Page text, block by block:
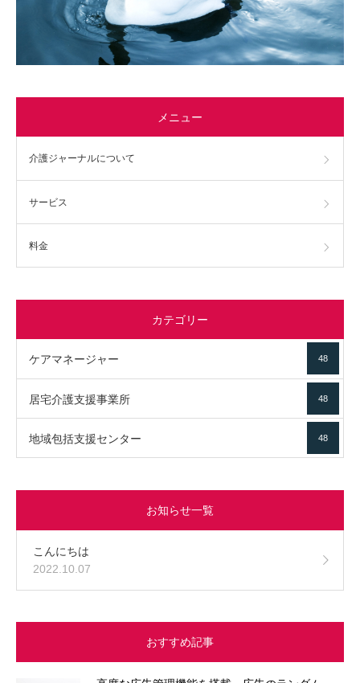
メニュー
介護ジャーナルについて
サービス
料金
カテゴリー
ケアマネージャー 48
居宅介護支援事業所 48
地域包括支援センター 48
お知らせ一覧
こんにちは
2022.10.07
おすすめ記事